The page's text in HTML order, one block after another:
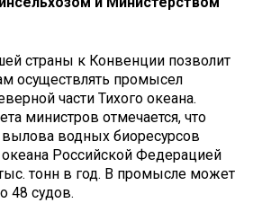
страны к Конвенции позволит
осуществлять промысел
части Тихого океана.
министров отмечается, что
водных биоресурсов
океана Российской Федерацией
тонн в год. В промысле может
48 судов.